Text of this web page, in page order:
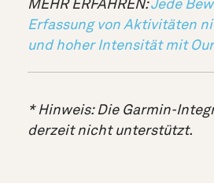
MEHR ERFAHREN:Jede
Erfassung von Aktivitäten
und hoher Intensität mit
* Hinweis: Die Garmin-
derzeit nicht unterstützt.